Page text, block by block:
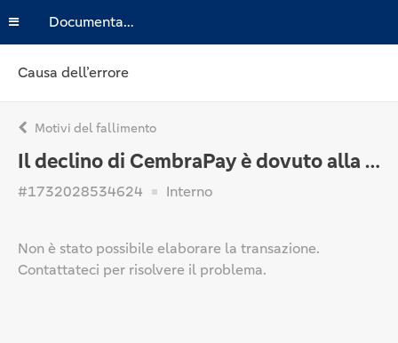
Documentazione
Causa dell’errore
Motivi del fallimento
Il declino di CembraPay è dovuto alla politica interna.
#1732028534624 Interno
Non è stato possibile elaborare la transazione.
Contattateci per risolvere il problema.